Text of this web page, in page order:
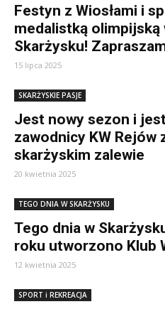
Festyn z Wiosłami i
medalistką olimpijską
Skarżysku!
15 lipca 2025
SKARŻYSKIE PASJE
Jest nowy sezon i
zawodnicy KW Rejów
skarżyskim zalewie
20 kwietnia 2025
TEGO DNIA W SKARŻYSKU
Tego dnia w
roku utworzono Klub
12 kwietnia 2025
SPORT i REKREACJA